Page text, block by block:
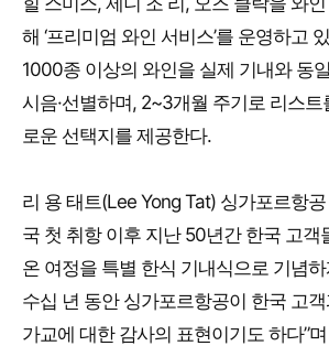
해 ‘프리미엄 와인 서비스’를 운영하고
1000종 이상의 와인을 실제 기내와 동
시음·선별하며, 2~3개월 주기로 리스트
로운 선택지를 제공한다.
리 용 태트(Lee Yong Tat) 싱가포르항
국 첫 취항 이후 지난 50년간 한국 고객
온 여정을 특별 한식 기내식으로 기념
수십 년 동안 싱가포르항공이 한국 고
가교에 대한 감사의 표현이기도 하다”